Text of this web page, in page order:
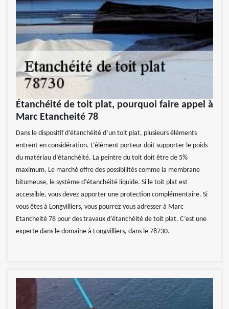
Étanchéité de toit plat, pourquoi faire appel à
Marc Etancheité 78
Dans le dispositif d’étanchéité d’un toit plat, plusieurs éléments
entrent en considération. L’élément porteur doit supporter le poids
du matériau d’étanchéité. La peintre du toit doit être de 5%
maximum. Le marché offre des possibilités comme la membrane
bitumeuse, le système d’étanchéité liquide. Si le toit plat est
accessible, vous devez apporter une protection complémentaire. Si
vous êtes à Longvilliers, vous pourrez vous adresser à Marc
Etancheité 78 pour des travaux d’étanchéité de toit plat. C’est une
experte dans le domaine à Longvilliers, dans le 78730.